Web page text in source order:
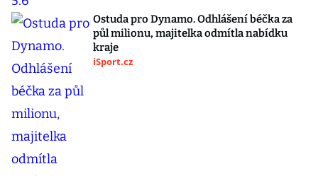
Ostuda pro Dynamo. Odhlášení béčka za
půl milionu, majitelka odmítla nabídku
kraje
iSport.cz